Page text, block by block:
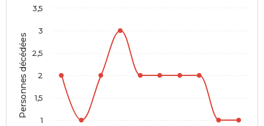
Personnes décédées
1
1,5
2
2,5
3
3,5